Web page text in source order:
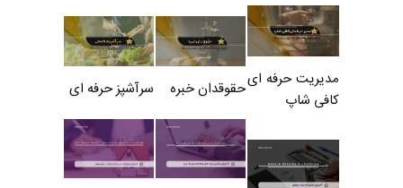
مدیریت حرفه ای
کافی شاپ
حقوقدان خبره سرآشپز حرفه ای